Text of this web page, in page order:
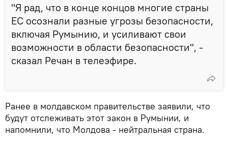
"Я рад, что в конце концов многие страны
ЕС осознали разные угрозы безопасности,
включая Румынию, и усиливают свои
возможности в области безопасности", -
сказал Речан в телеэфире.
Ранее в молдавском правительстве заявили, что
будут отслеживать этот закон в Румынии, и
напомнили, что Молдова - нейтральная страна.